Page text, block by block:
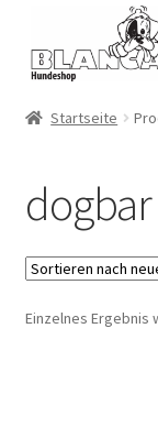
Navigation
springen
Inhalt
springen
Startseite
Einzelnes Ergebnis